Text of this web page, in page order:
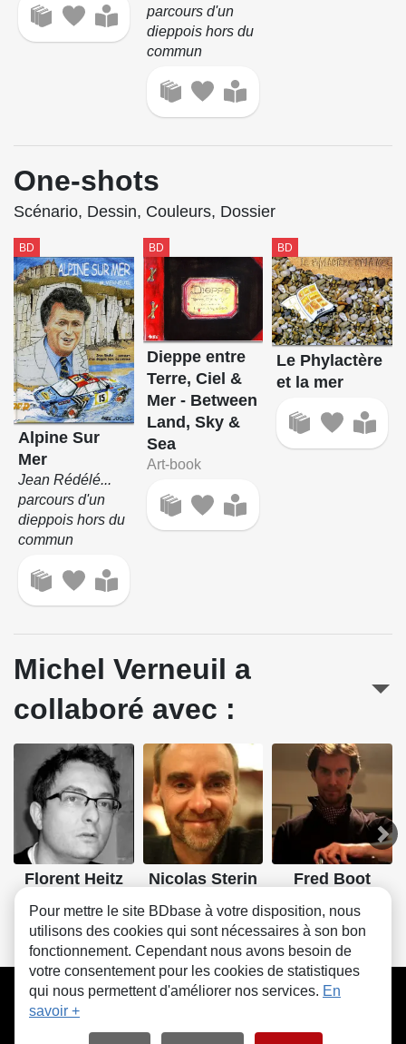
parcours d'un
dieppois hors du
commun
One-shots
Scénario, Dessin, Couleurs, Dossier
BD
Alpine Sur
Mer
Jean Rédélé...
parcours d'un
dieppois hors du
commun
BD
Dieppe entre
Terre, Ciel &
Mer - Between
Land, Sky &
Sea
Art-book
BD
Le Phylactère
et la mer
Michel Verneuil a
collaboré avec :
Florent Heitz Nicolas Sterin Fred Boot
CGU FAQ Contact Cookies
Pour mettre le site BDbase à votre disposition, nous
utilisons des cookies qui sont nécessaires à son bon
fonctionnement. Cependant nous avons besoin de
votre consentement pour les cookies de statistiques
qui nous permettent d'améliorer nos services. En
savoir +